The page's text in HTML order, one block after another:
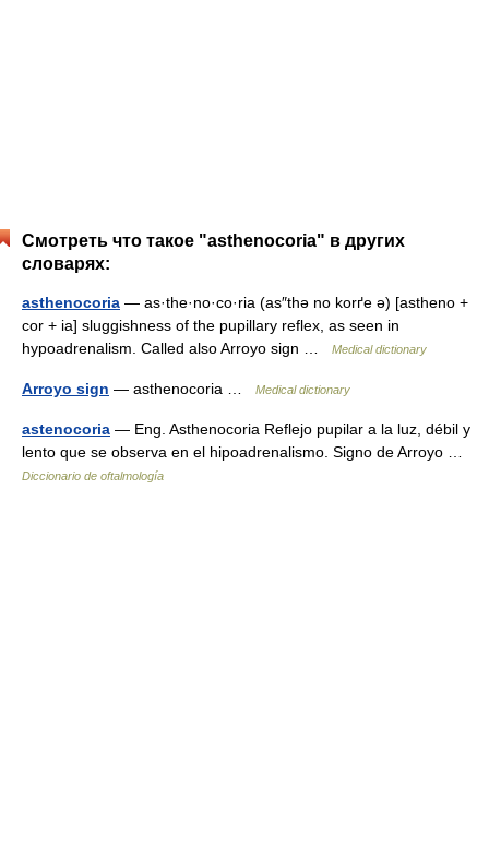
Смотреть что такое "asthenocoria" в других
словарях:
asthenocoria — as·the·no·co·ria (as″thə no korґe ə) [astheno +
cor + ia] sluggishness of the pupillary reflex, as seen in
hypoadrenalism. Called also Arroyo sign …
Medical dictionary
Arroyo sign — asthenocoria … Medical dictionary
astenocoria — Eng. Asthenocoria Reflejo pupilar a la luz, débil y
lento que se observa en el hipoadrenalismo. Signo de Arroyo …
Diccionario de oftalmología